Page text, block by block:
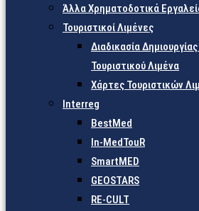
Άλλα Χρηματοδοτικά
Τουριστικοί Λιμένες
Διαδικασία
Τουριστικού Λιμένα
Χάρτες Τουριστικών
Interreg
BestMed
In-MedTouR
SmartMED
GEOSTARS
RE-CULT